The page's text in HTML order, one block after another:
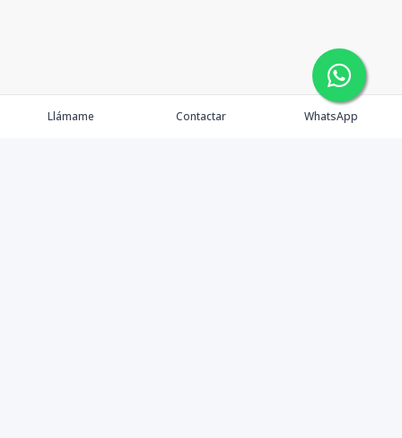
Llámame Contactar WhatsApp